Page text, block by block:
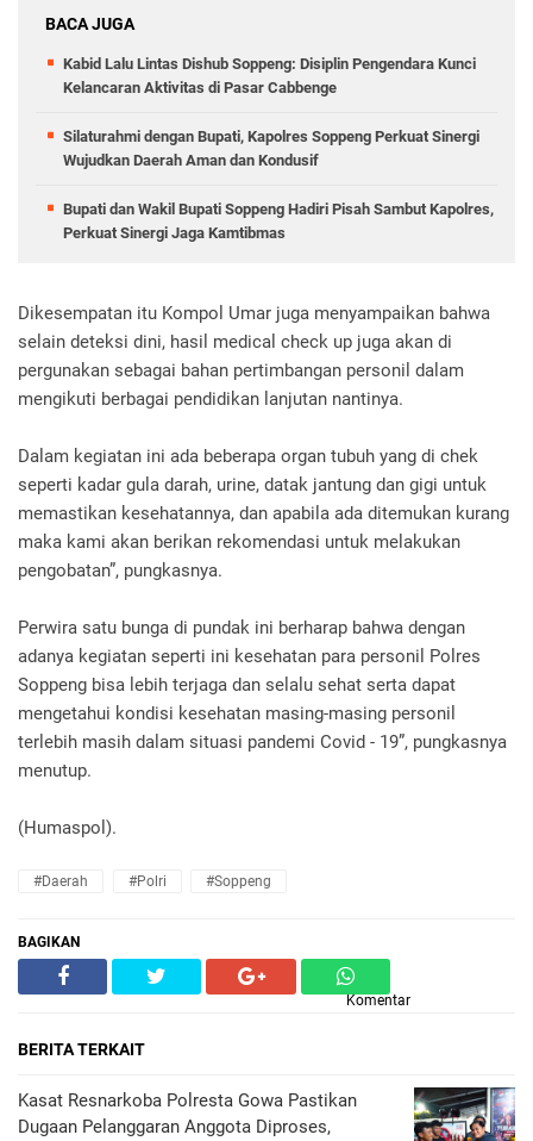
BACA JUGA
Kabid Lalu Lintas Dishub Soppeng: Disiplin Pengendara Kunci
Kelancaran Aktivitas di Pasar Cabbenge
Silaturahmi dengan Bupati, Kapolres Soppeng Perkuat Sinergi
Wujudkan Daerah Aman dan Kondusif
Bupati dan Wakil Bupati Soppeng Hadiri Pisah Sambut Kapolres,
Perkuat Sinergi Jaga Kamtibmas
Dikesempatan itu Kompol Umar juga menyampaikan bahwa
selain deteksi dini, hasil medical check up juga akan di
pergunakan sebagai bahan pertimbangan personil dalam
mengikuti berbagai pendidikan lanjutan nantinya.
Dalam kegiatan ini ada beberapa organ tubuh yang di chek
seperti kadar gula darah, urine, datak jantung dan gigi untuk
memastikan kesehatannya, dan apabila ada ditemukan kurang
maka kami akan berikan rekomendasi untuk melakukan
pengobatan”, pungkasnya.
Perwira satu bunga di pundak ini berharap bahwa dengan
adanya kegiatan seperti ini kesehatan para personil Polres
Soppeng bisa lebih terjaga dan selalu sehat serta dapat
mengetahui kondisi kesehatan masing-masing personil
terlebih masih dalam situasi pandemi Covid - 19”, pungkasnya
menutup.
(Humaspol).
#Daerah #Polri #Soppeng
BAGIKAN
Komentar
BERITA TERKAIT
Kasat Resnarkoba Polresta Gowa Pastikan
Dugaan Pelanggaran Anggota Diproses,